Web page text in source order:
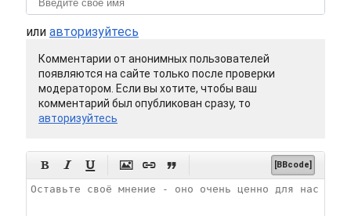
или авторизуйтесь
Комментарии от анонимных пользователей
появляются на сайте только после проверки
модератором. Если вы хотите, чтобы ваш
комментарий был опубликован сразу, то
авторизуйтесь
      [BBcode]